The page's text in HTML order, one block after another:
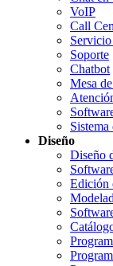
VoIP
Call
Soporte
Chatbot
Mesa
Diseño
Diseño
Edición